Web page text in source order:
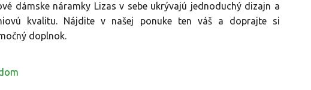
dámske náramky Lizas v sebe ukrývajú jednoduchý dizajn a
kvalitu. Nájdite v našej ponuke ten váš a doprajte si
doplnok.